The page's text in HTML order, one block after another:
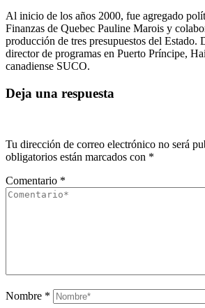
Al inicio de los años 2000, fue agregado
Finanzas de Quebec Pauline Marois y
producción de tres presupuestos del Estado.
director de programas en Puerto Príncipe,
canadiense SUCO.
Deja una respuesta
Tu dirección de correo electrónico no será
obligatorios están marcados con *
Comentario *
Nombre *